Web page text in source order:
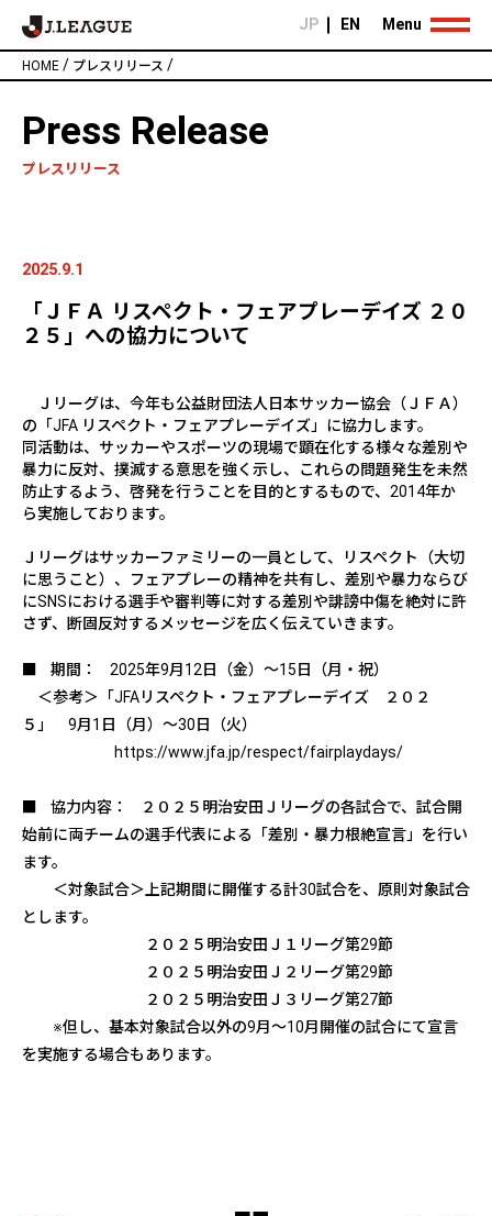
JP EN
HOME / プレスリリース /
Menu
Press Release
プレスリリース
2025.9.1
「ＪＦＡ リスペクト・フェアプレーデイズ ２０
２５」への協力について
Ｊリーグは、今年も公益財団法人日本サッカー協会（ＪＦＡ）
の「JFA リスペクト・フェアプレーデイズ」に協力します。
同活動は、サッカーやスポーツの現場で顕在化する様々な差別や
暴力に反対、撲滅する意思を強く示し、これらの問題発生を未然
防止するよう、啓発を行うことを目的とするもので、 2014年か
ら実施しております。
Ｊリーグはサッカーファミリーの一員として、リスペクト（大切
に思うこと）、フェアプレーの精神を共有し、差別や暴力ならび
にSNSにおける選手や審判等に対する差別や誹謗中傷を絶対に許
さず、断固反対するメッセージを広く伝えていきます。
■ 期間： 2025年9月12日（金）～15日（月・祝）
＜参考＞「JFAリスペクト・フェアプレーデイズ ２０２
５」 9月1日（月）～30日（火）
https://www.jfa.jp/respect/fairplaydays/
■ 協力内容： ２０２５明治安田Ｊリーグの各試合で、試合開
始前に両チームの選手代表による「差別・暴力根絶宣言」を行い
ます。
＜対象試合＞上記期間に開催する計30試合を、原則対象試合
とします。
２０２５明治安田Ｊ１リーグ第29節
２０２５明治安田Ｊ２リーグ第29節
２０２５明治安田Ｊ３リーグ第27節
※但し、基本対象試合以外の9月～10月開催の試合にて宣言
を実施する場合もあります。